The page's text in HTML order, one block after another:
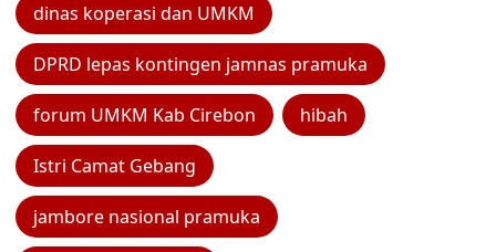
dinas koperasi dan UMKM
DPRD lepas kontingen jamnas pramuka
forum UMKM Kab Cirebon hibah
Istri Camat Gebang
jambore nasional pramuka